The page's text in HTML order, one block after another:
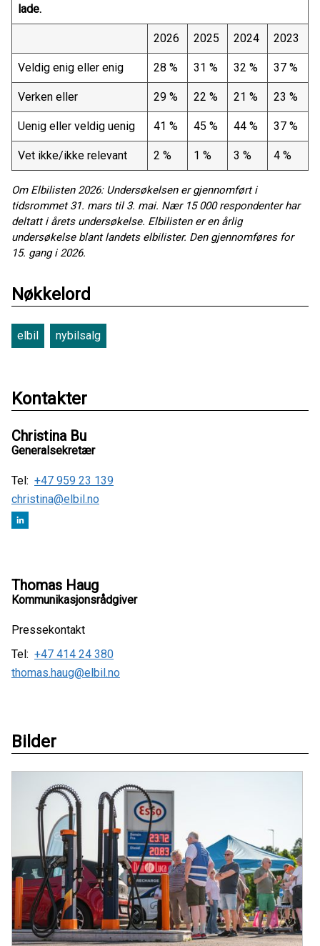
lade.
2026 2025 2024 2023
Veldig enig eller enig 28 % 31 % 32 % 37 %
Verken eller 29 % 22 % 21 % 23 %
Uenig eller veldig uenig 41 % 45 % 44 % 37 %
Vet ikke/ikke relevant 2 % 1 % 3 % 4 %
Om Elbilisten 2026: Undersøkelsen er gjennomført i
tidsrommet 31. mars til 3. mai. Nær 15 000 respondenter har
deltatt i årets undersøkelse. Elbilisten er en årlig
undersøkelse blant landets elbilister. Den gjennomføres for
15. gang i 2026.
Nøkkelord
elbil nybilsalg
Kontakter
Christina Bu
Generalsekretær
Tel: +47 959 23 139
christina@elbil.no
Thomas Haug
Kommunikasjonsrådgiver
Pressekontakt
Tel: +47 414 24 380
thomas.haug@elbil.no
Bilder